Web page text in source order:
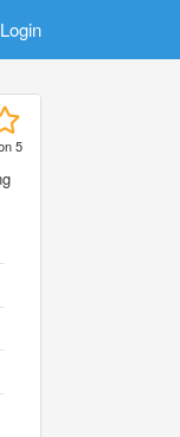
Login
5